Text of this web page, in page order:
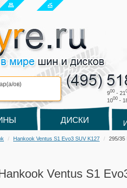
900 - 21
1000 -
ов)
ДИСКИ
Hankook Ventus S1 Evo3 SUV K127 295/35
Ventus S1